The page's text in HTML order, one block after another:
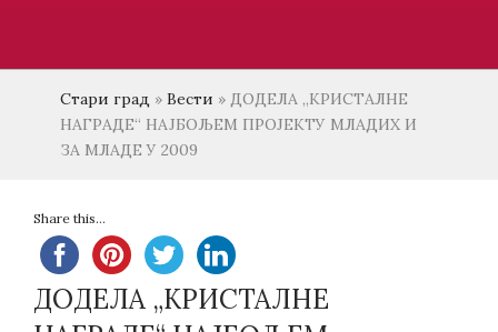
Стари град » Вести » ДОДЕЛА „КРИСТАЛНЕ
НАГРАДЕ“ НАЈБОЉЕМ ПРОЈЕКТУ МЛАДИХ И
ЗА МЛАДЕ У 2009
Share this...
ДОДЕЛА „КРИСТАЛНЕ